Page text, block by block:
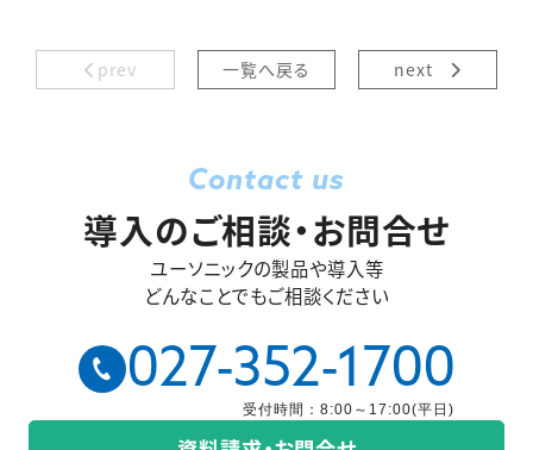
prev 一覧へ戻る next
Contact us
導入のご相談・お問合せ
ユーソニックの製品や導入等
どんなことでもご相談ください
027-352-1700
受付時間：8:00～17:00(平日)